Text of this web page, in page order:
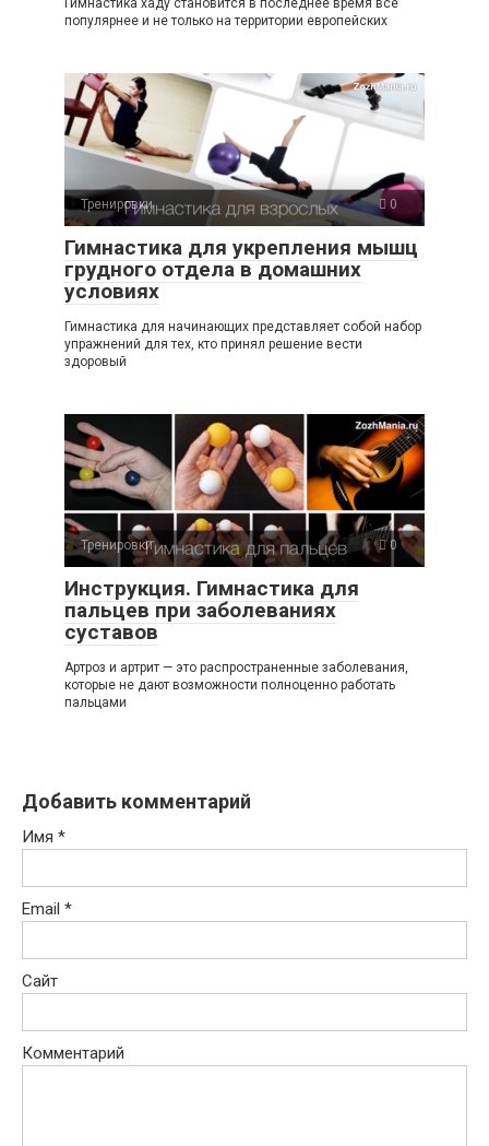
Гимнастика хаду становится в последнее время всё
популярнее и не только на территории европейских
Тренировки 0
Гимнастика для укрепления мышц
грудного отдела в домашних
условиях
Гимнастика для начинающих представляет собой набор
упражнений для тех, кто принял решение вести
здоровый
Тренировки 0
Инструкция. Гимнастика для
пальцев при заболеваниях
суставов
Артроз и артрит — это распространенные заболевания,
которые не дают возможности полноценно работать
пальцами
Добавить комментарий
Имя *
Email *
Сайт
Комментарий